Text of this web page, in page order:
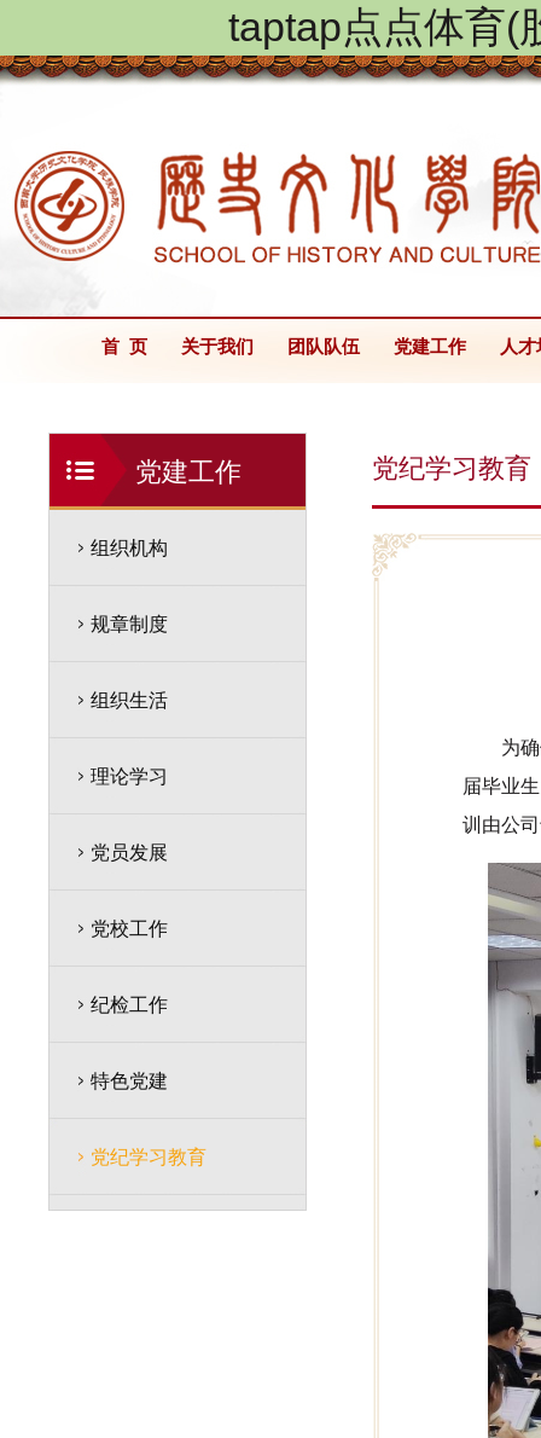
taptap点点体育(
首 页 关于我们 团队队伍 党建工作 人
党建工作
组织机构
规章制度
组织生活
理论学习
党员发展
党校工作
纪检工作
特色党建
党纪学习教育
党纪学习教育
为
届毕业
训由公